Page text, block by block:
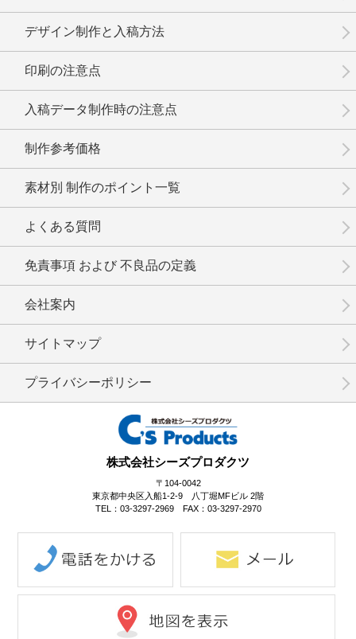
株式会社シーズプロダクツ
〒104-0042
東京都中央区入船1-2-9 八丁堀MFビル 2階
TEL：03-3297-2969 FAX：03-3297-2970
デザイン制作と入稿方法
印刷の注意点
入稿データ制作時の注意点
制作参考価格
素材別 制作のポイント一覧
よくある質問
免責事項 および 不良品の定義
会社案内
サイトマップ
プライバシーポリシー